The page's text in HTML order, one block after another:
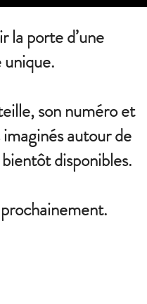
la porte d’une
son numéro et
autour de
disponibles.